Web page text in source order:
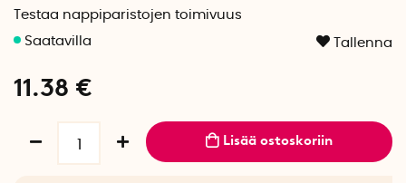
Testaa nappiparistojen toimivuus
Tallenna
11.38 €
Lisää ostoskoriin